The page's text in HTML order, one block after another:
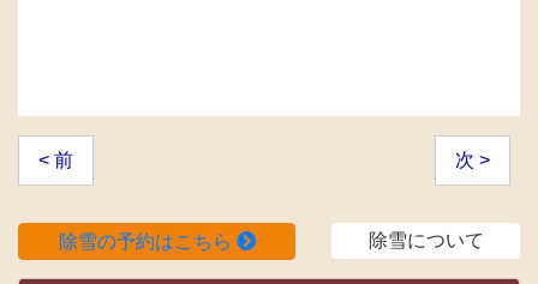
< 前 次 >
除雪の予約はこちら 除雪について